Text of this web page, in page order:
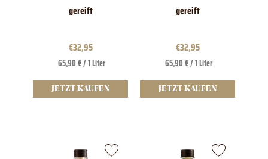
gereift
€32,95
65,90 € / 1 Liter
JETZT KAUFEN
gereift
€32,95
65,90 € / 1 Liter
JETZT KAUFEN